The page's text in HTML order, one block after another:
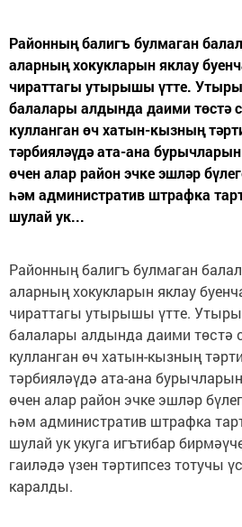
Районның балигъ булмаган
аларның хокукларын яклау
чираттагы утырышы үтте.
балалары алдында даими төстә
кулланган өч хатын-кызның
тәрбияләүдә ата-ана
өчен алар район эчке эшләр
һәм административ штрафка
шулай ук...
Районның балигъ булмаган
аларның хокукларын яклау
чираттагы утырышы үтте.
балалары алдында даими төстә
кулланган өч хатын-кызның
тәрбияләүдә ата-ана
өчен алар район эчке эшләр
һәм административ штрафка
шулай ук укуга игътибар
гаиләдә үзен тәртипсез тотучы
каралды.